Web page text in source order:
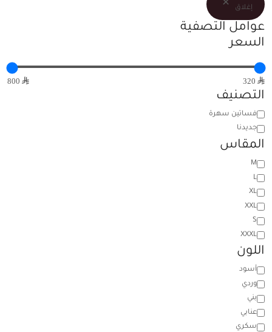
إغلاق
عوامل التصفية
السعر
⃁ 320
⃁ 800
التصنيف
فساتين سهرة
جديدنا
المقاس
M
L
XL
XXL
S
XXXL
اللون
أسود
وردي
بني
عنابي
سكري